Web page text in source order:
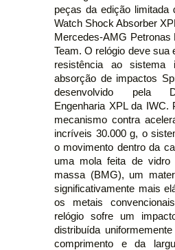
peças da edição limitada
Watch Shock Absorber
Mercedes-AMG Petronas
Team. O relógio deve sua
resistência ao sistema
absorção de impactos
desenvolvido pela
Engenharia XPL da IWC.
mecanismo contra
incríveis 30.000 g, o
o movimento dentro da
uma mola feita de vidro
massa (BMG), um
significativamente mais
os metais
relógio sofre um
distribuída
comprimento e da